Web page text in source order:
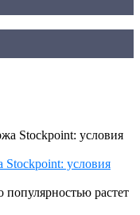
Stockpoint: условия
популярностью растет